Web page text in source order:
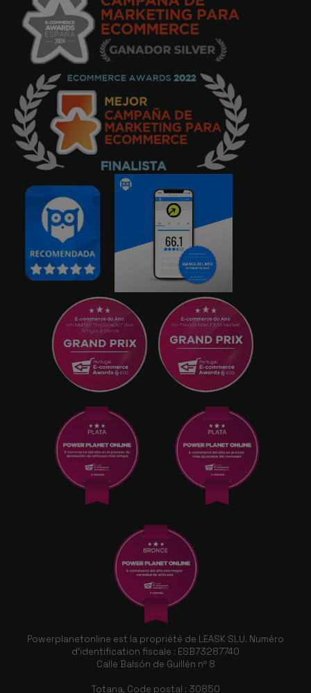
Powerplanetonline est la propriété de LEASK SLU. Numéro
d'identification fiscale : ESB73287740
Calle Balsón de Guillén nº 8
Totana, Code postal : 30850